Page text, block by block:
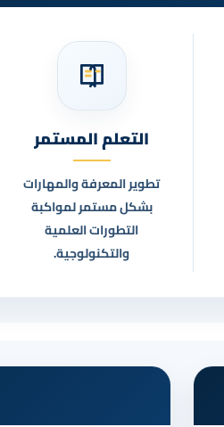
التعلم المستمر
تطوير المعرفة والمهارات
بشكل مستمر لمواكبة
التطورات العلمية
والتكنولوجية.